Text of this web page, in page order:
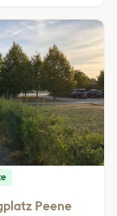
Peene